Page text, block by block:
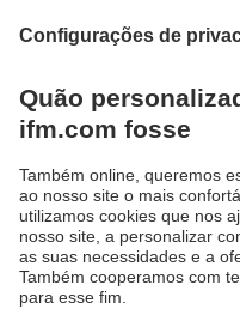
Não perca mais